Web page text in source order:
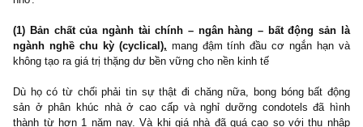
Nhiều người đến đây, đặc biệt là những người đang nắm giữ
phiếu ngân hàng, bất động sản vốn hóa lớn, sẽ chỉ trích chúng
liệt (!) Họ sẽ phản biện rằng: “Bất động sản và ngân hàng thì
tôi cũng đồng ý rằng trong dài hạn hai ngành trên vẫn còn
(penetration) để phát triển, song có 2 vấn đề lớn mà chúng ta